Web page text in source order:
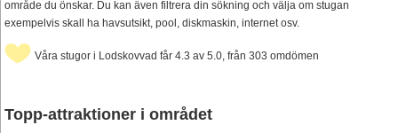
område du önskar. Du kan även filtrera din sökning och välja om stugan
exempelvis skall ha havsutsikt, pool, diskmaskin, internet osv.
Våra stugor i Lodskovvad får 4.3 av 5.0, från 303 omdömen
Topp-attraktioner i området